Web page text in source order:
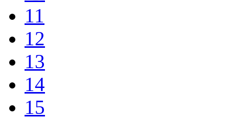
11
12
13
14
15